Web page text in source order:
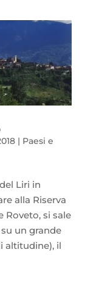
| Paesi e
Liri in
alla Riserva
Roveto, si sale
un grande
altitudine), il